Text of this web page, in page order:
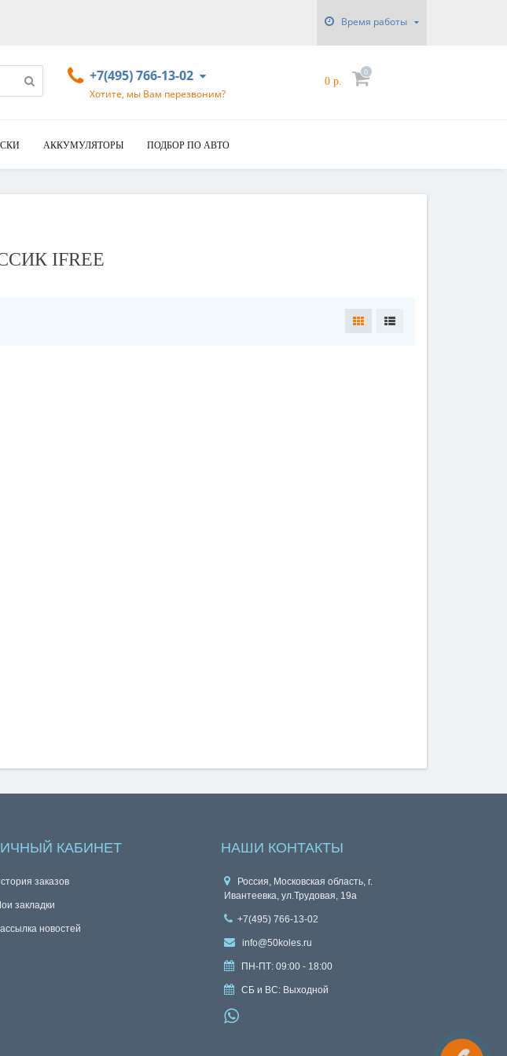
Время работы
+7(495) 766-13-02
Хотите, мы Вам перезвоним?
0 р.
0
АККУМУЛЯТОРЫ ПОДБОР ПО АВТО
IFREE
КАБИНЕТ
заказов
закладки
новостей
НАШИ КОНТАКТЫ
Россия, Московская область, г.
Ивантеевка, ул.Трудовая, 19а
+7(495) 766-13-02
info@50koles.ru
ПН-ПТ: 09:00 - 18:00
СБ и ВС: Выходной